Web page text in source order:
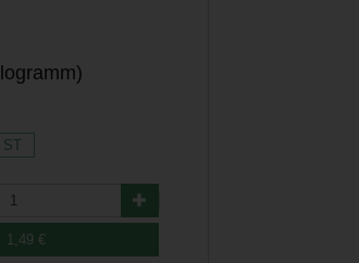
ST
1,49 €